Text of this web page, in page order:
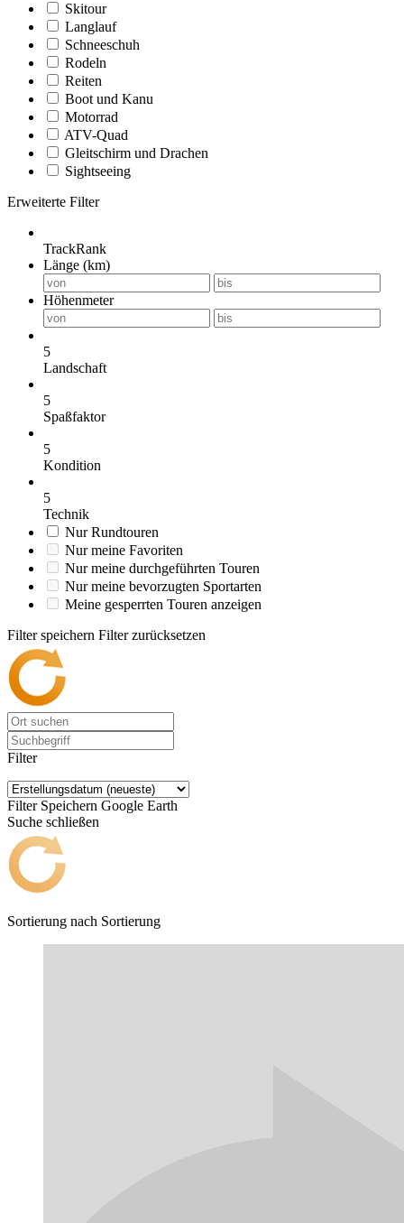
Skitour
Langlauf
Schneeschuh
Rodeln
Reiten
Boot und Kanu
Motorrad
ATV-Quad
Gleitschirm und Drachen
Sightseeing
Erweiterte Filter
TrackRank
Länge (km)
Höhenmeter
5
Landschaft
5
Spaßfaktor
5
Kondition
5
Technik
Nur Rundtouren
Nur meine Favoriten
Nur meine durchgeführten Touren
Nur meine bevorzugten Sportarten
Meine gesperrten Touren anzeigen
Filter speichern Filter zurücksetzen
Filter
Filter Speichern Google Earth
Suche schließen
Sortierung nach Sortierung